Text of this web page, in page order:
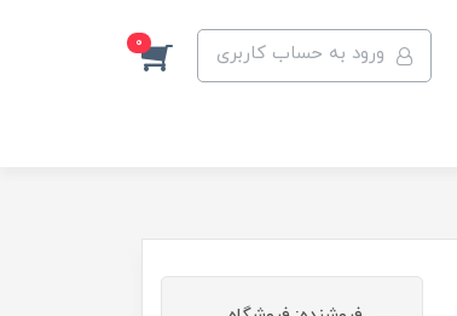
ورود به حساب کاربری 0